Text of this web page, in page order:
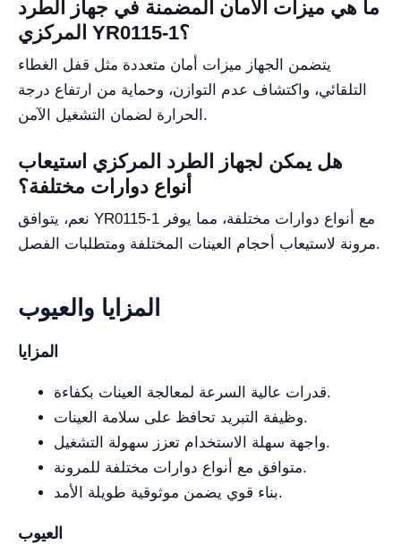
ما هي ميزات الأمان المضمنة في جهاز الطرد
المركزي YR0115-1؟
يتضمن الجهاز ميزات أمان متعددة مثل قفل الغطاء
التلقائي، واكتشاف عدم التوازن، وحماية من ارتفاع درجة
الحرارة لضمان التشغيل الآمن.
هل يمكن لجهاز الطرد المركزي استيعاب
أنواع دوارات مختلفة؟
نعم، يتوافق YR0115-1 مع أنواع دوارات مختلفة، مما يوفر
مرونة لاستيعاب أحجام العينات المختلفة ومتطلبات الفصل.
المزايا والعيوب
المزايا
قدرات عالية السرعة لمعالجة العينات بكفاءة.
وظيفة التبريد تحافظ على سلامة العينات.
واجهة سهلة الاستخدام تعزز سهولة التشغيل.
متوافق مع أنواع دوارات مختلفة للمرونة.
بناء قوي يضمن موثوقية طويلة الأمد.
العيوب